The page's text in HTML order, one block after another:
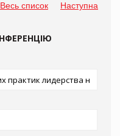
Весь список Наступна